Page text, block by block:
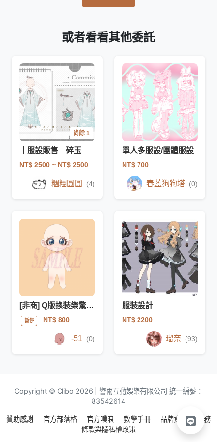
或者看看其他委託
尚餘 1
｜服設販售｜碎玉
NT$ 2500 ~ NT$ 2500
糰糰圓圓 (4)
單人多服設/團體服設
NT$ 700
春藍狗狗塔 (0)
[非商] Q版換裝樂驚喜包
暫停 NT$ 800
-51 (0)
服裝設計
NT$ 2200
瑠奈 (93)
Copyright © Clibo 2026 | 響雨互動娛樂有限公司 統一編號：
83542614
贊助感謝 官方部落格 官方噗浪 教學手冊 品牌資源
服務
條款與隱私權政策